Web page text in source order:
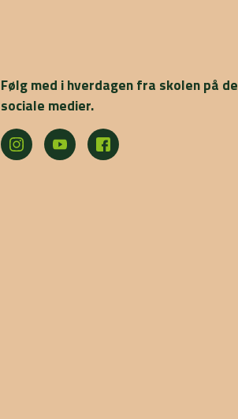
Følg med i hverdagen fra skolen på de
sociale medier.